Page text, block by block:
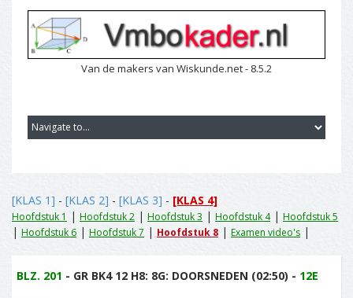
Van de makers van Wiskunde.net - 8.5.2
[KLAS 1] - [KLAS 2] - [KLAS 3] - [KLAS 4]
Hoofdstuk 1 | Hoofdstuk 2 | Hoofdstuk 3 | Hoofdstuk 4| Hoofdstuk 5
| Hoofdstuk 6 | Hoofdstuk 7 | Hoofdstuk 8 | Examen video's |
BLZ. 201 - GR BK4 12 H8: 8G: DOORSNEDEN (02:50) - 12E